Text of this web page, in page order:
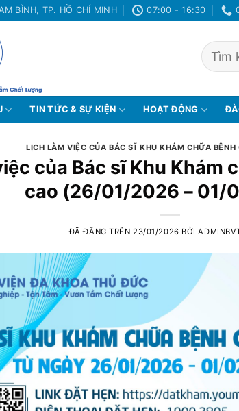
BÌNH, TP. HỒ CHÍ MINH 07:00 - 16:30
TIN TỨC & SỰ KIỆN HOẠT ĐỘNG
LỊCH LÀM VIỆC CỦA BÁC SĨ KHU KHÁM CHỮA BỆNH
của Bác sĩ Khu Khám
cao (26/01/2026 – 01/
ĐÃ ĐĂNG TRÊN 23/01/2026 BỞI